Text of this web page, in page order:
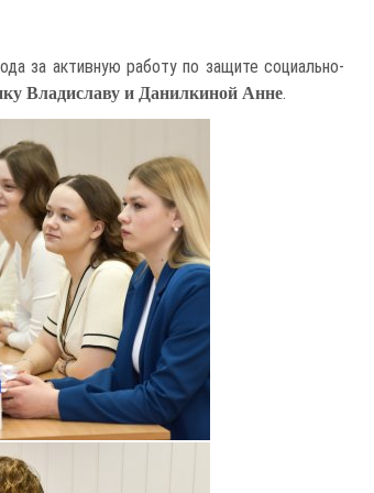
за активную работу по защите социально-
Владиславу и Данилкиной Анне.